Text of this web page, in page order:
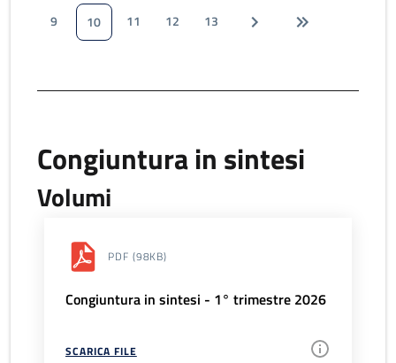
9
10 11 12 13
Congiuntura in sintesi
Volumi
PDF (98KB)
Congiuntura in sintesi - 1° trimestre 2026
SCARICA FILE